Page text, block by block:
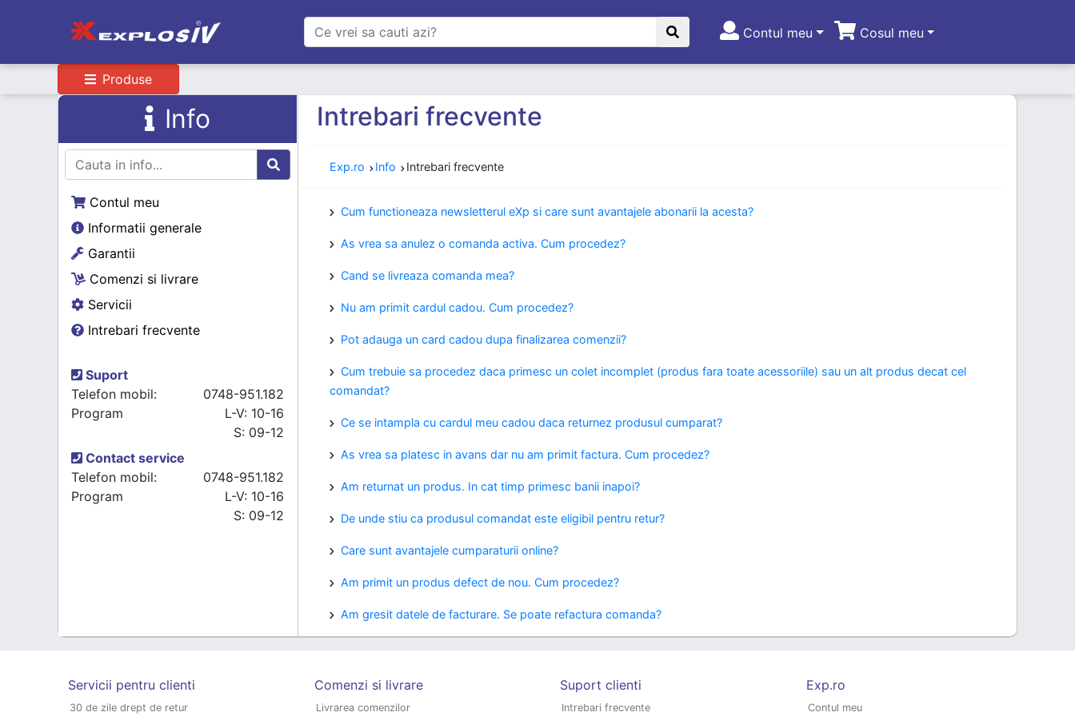
Contul meu Cosul meu
Produse
Info
Contul meu
Informatii generale
Garantii
Comenzi si livrare
Servicii
Intrebari frecvente
Suport
Telefon mobil:
0748-951.182
Program
L-V: 10-16
S: 09-12
Contact service
Telefon mobil:
0748-951.182
Program
L-V: 10-16
S: 09-12
Intrebari frecvente
Exp.ro Info Intrebari frecvente
Cum functioneaza newsletterul eXp si care sunt avantajele abonarii la acesta?
As vrea sa anulez o comanda activa. Cum procedez?
Cand se livreaza comanda mea?
Nu am primit cardul cadou. Cum procedez?
Pot adauga un card cadou dupa finalizarea comenzii?
Cum trebuie sa procedez daca primesc un colet incomplet (produs fara toate acessoriile) sau un alt produs decat cel
comandat?
Ce se intampla cu cardul meu cadou daca returnez produsul cumparat?
As vrea sa platesc in avans dar nu am primit factura. Cum procedez?
Am returnat un produs. In cat timp primesc banii inapoi?
De unde stiu ca produsul comandat este eligibil pentru retur?
Care sunt avantajele cumparaturii online?
Am primit un produs defect de nou. Cum procedez?
Am gresit datele de facturare. Se poate refactura comanda?
Servicii pentru clienti
30 de zile drept de retur
Comenzi si livrare
Livrarea comenzilor
Suport clienti
Intrebari frecvente
Exp.ro
Contul meu